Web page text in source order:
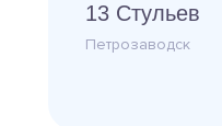
13 Стульев
Петрозаводск